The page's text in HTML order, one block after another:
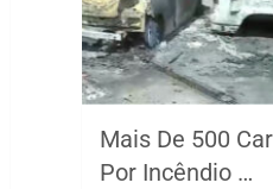
Mais De 500
Por Incêndio …